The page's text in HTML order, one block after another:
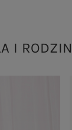
I